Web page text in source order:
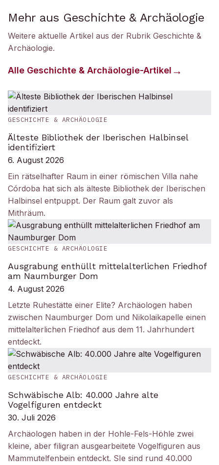
Mehr aus Geschichte & Archäologie
Weitere aktuelle Artikel aus der Rubrik Geschichte &
Archäologie.
Alle Geschichte & Archäologie-Artikel
GESCHICHTE & ARCHÄOLOGIE
Älteste Bibliothek der Iberischen Halbinsel
identifiziert
6. August 2026
Ein rätselhafter Raum in einer römischen Villa nahe
Córdoba hat sich als älteste Bibliothek der Iberischen
Halbinsel entpuppt. Der Raum galt zuvor als
Mithräum.
GESCHICHTE & ARCHÄOLOGIE
Ausgrabung enthüllt mittelalterlichen Friedhof
am Naumburger Dom
4. August 2026
Letzte Ruhestätte einer Elite? Archäologen haben
zwischen Naumburger Dom und Nikolaikapelle einen
mittelalterlichen Friedhof aus dem 11. Jahrhundert
entdeckt.
GESCHICHTE & ARCHÄOLOGIE
Schwäbische Alb: 40.000 Jahre alte
Vogelfiguren entdeckt
30. Juli 2026
Archäologen haben in der Hohle-Fels-Höhle zwei
kleine, aber filigran ausgearbeitete Vogelfiguren aus
Mammutelfenbein entdeckt. SIe sind rund 40.000